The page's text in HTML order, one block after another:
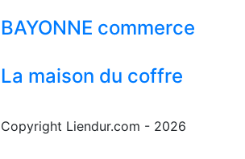
BAYONNE commerce
La maison du coffre
Copyright Liendur.com - 2026